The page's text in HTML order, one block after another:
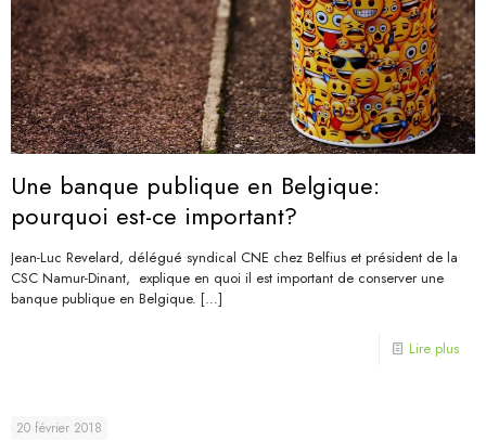
Une banque publique en Belgique:
pourquoi est-ce important?
Jean-Luc Revelard, délégué syndical CNE chez Belfius et président de la
CSC Namur-Dinant, explique en quoi il est important de conserver une
banque publique en Belgique. […]
Lire plus
20 février 2018